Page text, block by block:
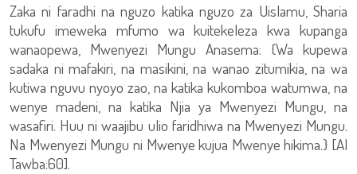
Zaka ni faradhi na nguzo katika nguzo za Uislamu, Sharia
tukufu imeweka mfumo wa kuitekeleza kwa kupanga
wanaopewa, Mwenyezi Mungu Anasema: {Wa kupewa
sadaka ni mafakiri, na masikini, na wanao zitumikia, na wa
kutiwa nguvu nyoyo zao, na katika kukomboa watumwa, na
wenye madeni, na katika Njia ya Mwenyezi Mungu, na
wasafiri. Huu ni waajibu ulio faridhiwa na Mwenyezi Mungu.
Na Mwenyezi Mungu ni Mwenye kujua Mwenye hikima.} [Al
Tawba:60].